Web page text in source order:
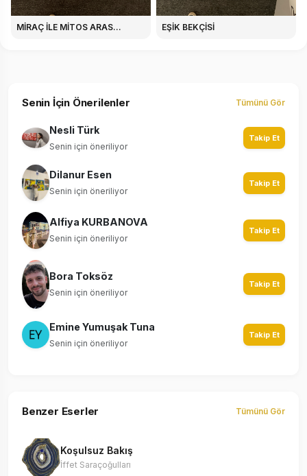
MİRAÇ İLE MİTOS ARAS... EŞİK BEKÇİSİ
Senin İçin Önerilenler Tümünü Gör
Nesli Türk
Senin için öneriliyor
Takip Et
Dilanur Esen
Senin için öneriliyor
Takip Et
Alfiya KURBANOVA
Senin için öneriliyor
Takip Et
Bora Toksöz
Senin için öneriliyor
Takip Et
Emine Yumuşak Tuna
Senin için öneriliyor
Takip Et
Benzer Eserler Tümünü Gör
Koşulsuz Bakış
İffet Saraçoğulları